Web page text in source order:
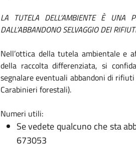
LA TUTELA DELL’AMBIENTE È UNA
DALL’ABBANDONO SELVAGGIO DEI
Nell’ottica della tutela ambientale e
della raccolta differenziata, si
segnalare eventuali abbandoni di
Carabinieri forestali).
Numeri utili:
Se vedete qualcuno che sta
673053